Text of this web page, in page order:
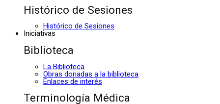
Histórico de Sesiones
Histórico de Sesiones
Iniciativas
Biblioteca
La Biblioteca
Obras donadas a la biblioteca
Enlaces de interés
Terminología Médica